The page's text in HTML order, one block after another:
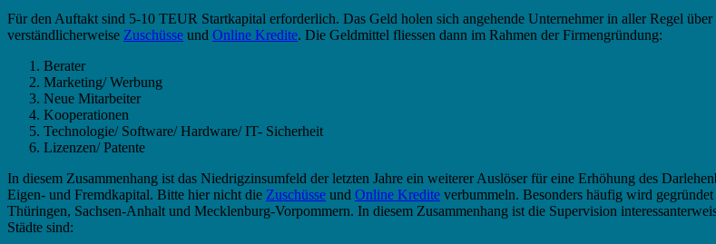
Für den Auftakt sind 5-10 TEUR Startkapital erforderlich. Das Geld holen sich angehende Unternehmer in aller Regel
verständlicherweise Zuschüsse und Online Kredite. Die Geldmittel fliessen dann im Rahmen der Firmengründung:
Berater
Marketing/ Werbung
Neue Mitarbeiter
Kooperationen
Technologie/ Software/ Hardware/ IT- Sicherheit
Lizenzen/ Patente
In diesem Zusammenhang ist das Niedrigzinsumfeld der letzten Jahre ein weiterer Auslöser für eine Erhöhung des
Eigen- und Fremdkapital. Bitte hier nicht die Zuschüsse und Online Kredite verbummeln. Besonders häufig wird
Thüringen, Sachsen-Anhalt und Mecklenburg-Vorpommern. In diesem Zusammenhang ist die Supervision
Städte sind: